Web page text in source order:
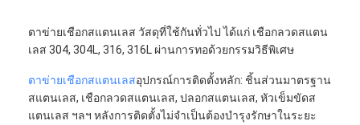
ตาข่ายเชือกสแตนเลส วัสดุที่ใช้กันทั่วไป ได้แก่ เชือกลวดสแตน
เลส 304, 304L, 316, 316L ผ่านการทอด้วยกรรมวิธีพิเศษ
ตาข่ายเชือกสแตนเลสอุปกรณ์การติดตั้งหลัก: ชิ้นส่วนมาตรฐาน
สแตนเลส, เชือกลวดสแตนเลส, ปลอกสแตนเลส, หัวเข็มขัดส
แตนเลส ฯลฯ หลังการติดตั้งไม่จำเป็นต้องบำรุงรักษาในระยะ